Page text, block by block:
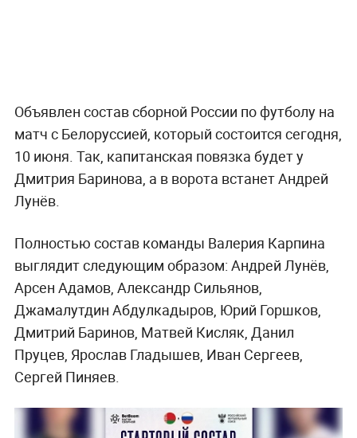
Объявлен состав сборной России по футболу на
матч с Белоруссией, который состоится сегодня,
10 июня. Так, капитанская повязка будет у
Дмитрия Баринова, а в ворота встанет Андрей
Лунёв.
Полностью состав команды Валерия Карпина
выглядит следующим образом: Андрей Лунёв,
Арсен Адамов, Александр Сильянов,
Джамалутдин Абдулкадыров, Юрий Горшков,
Дмитрий Баринов, Матвей Кисляк, Данил
Пруцев, Ярослав Гладышев, Иван Сергеев,
Сергей Пиняев.